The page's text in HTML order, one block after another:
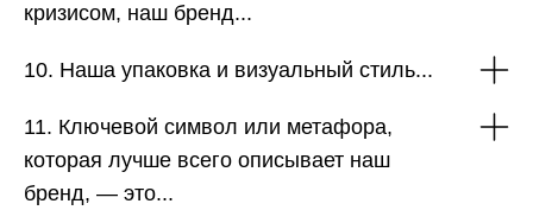
кризисом, наш бренд...
10. Наша упаковка и визуальный стиль...
11. Ключевой символ или метафора,
которая лучше всего описывает наш
бренд, — это...